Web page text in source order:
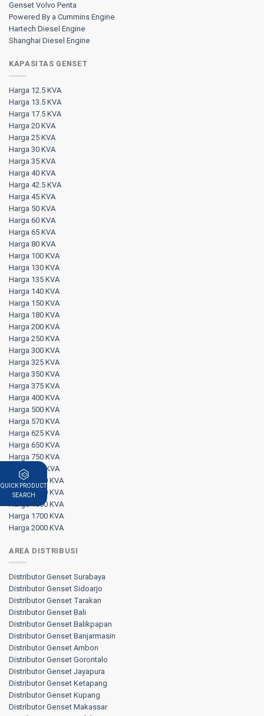
Genset Volvo Penta
Powered By a Cummins Engine
Hartech Diesel Engine
Shanghai Diesel Engine
KAPASITAS GENSET
Harga 12.5 KVA
Harga 13.5 KVA
Harga 17.5 KVA
Harga 20 KVA
Harga 25 KVA
Harga 30 KVA
Harga 35 KVA
Harga 40 KVA
Harga 42.5 KVA
Harga 45 KVA
Harga 50 KVA
Harga 60 KVA
Harga 65 KVA
Harga 80 KVA
Harga 100 KVA
Harga 130 KVA
Harga 135 KVA
Harga 140 KVA
Harga 150 KVA
Harga 180 KVA
Harga 200 KVA
Harga 250 KVA
Harga 300 KVA
Harga 325 KVA
Harga 350 KVA
Harga 375 KVA
Harga 400 KVA
Harga 500 KVA
Harga 570 KVA
Harga 625 KVA
Harga 650 KVA
Harga 750 KVA
Harga 800 KVA
Harga 1000 KVA
Harga 1250 KVA
Harga 1500 KVA
Harga 1700 KVA
Harga 2000 KVA
AREA DISTRIBUSI
Distributor Genset Surabaya
Distributor Genset Sidoarjo
Distributor Genset Tarakan
Distributor Genset Bali
Distributor Genset Balikpapan
Distributor Genset Banjarmasin
Distributor Genset Ambon
Distributor Genset Gorontalo
Distributor Genset Jayapura
Distributor Genset Ketapang
Distributor Genset Kupang
Distributor Genset Makassar
QUICK PRODUCT
SEARCH